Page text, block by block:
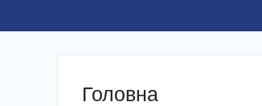
Головна